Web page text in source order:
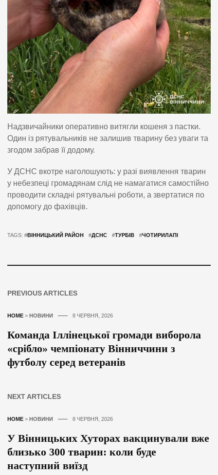
Надзвичайники оперативно витягли кошеня з пастки.
Один із рятувальників не залишив тварину без уваги та
згодом забрав її додому.
У ДСНС вкотре наголошують: у разі виявлення тварин
у небезпеці громадянам слід не намагатися самостійно
проводити складні рятувальні роботи, а звертатися по
допомогу до фахівців.
TAGS: #ВІННИЦЬКИЙ РАЙОН #ДСНС #ТУРБІВ #ЧОТИРИЛАПІ
PREVIOUS ARTICLES
HOME > НОВИНИ 8 ЧЕРВНЯ, 2026
Команда Іллінецької громади виборола
«срібло» чемпіонату Вінниччини з
футболу серед ветеранів
NEXT ARTICLES
HOME > НОВИНИ 8 ЧЕРВНЯ, 2026
У Вінницьких Хуторах вакцинували вже
близько 300 тварин: коли буде
наступний виїзд